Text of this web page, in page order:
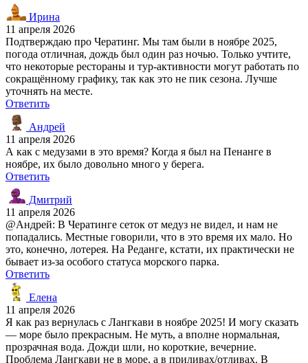
Ирина
11 апреля 2026
Подтверждаю про Чератинг. Мы там были в ноябре 2025,
погода отличная, дождь был один раз ночью. Только учтите,
что некоторые рестораны и тур-активности могут работать по
сокращённому графику, так как это не пик сезона. Лучше
уточнять на месте.
Ответить
Андрей
11 апреля 2026
А как с медузами в это время? Когда я был на Пенанге в
ноябре, их было довольно много у берега.
Ответить
Дмитрий
11 апреля 2026
@Андрей: В Чератинге сеток от медуз не видел, и нам не
попадались. Местные говорили, что в это время их мало. Но
это, конечно, лотерея. На Реданге, кстати, их практически не
бывает из-за особого статуса морского парка.
Ответить
Елена
11 апреля 2026
Я как раз вернулась с Лангкави в ноябре 2025! И могу сказать
— море было прекрасным. Не муть, а вполне нормальная,
прозрачная вода. Дожди шли, но короткие, вечерние.
Проблема Лангкави не в море, а в приливах/отливах. В